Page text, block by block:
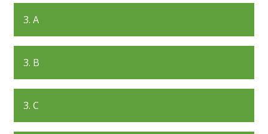
3. A
3. B
3. C